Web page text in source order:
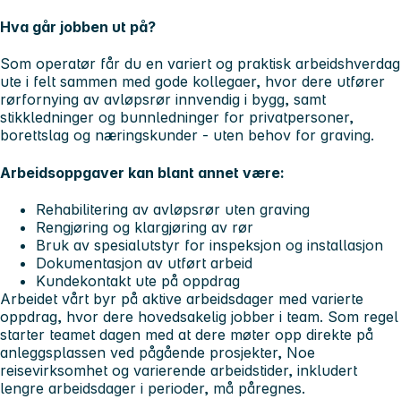
Hva går jobben ut på?
Som operatør får du en variert og praktisk arbeidshverdag
ute i felt sammen med gode kollegaer, hvor dere utfører
rørfornying av avløpsrør innvendig i bygg, samt
stikkledninger og bunnledninger for privatpersoner,
borettslag og næringskunder - uten behov for graving.
Arbeidsoppgaver kan blant annet være:
Rehabilitering av avløpsrør uten graving
Rengjøring og klargjøring av rør
Bruk av spesialutstyr for inspeksjon og installasjon
Dokumentasjon av utført arbeid
Kundekontakt ute på oppdrag
Arbeidet vårt byr på aktive arbeidsdager med varierte
oppdrag, hvor dere hovedsakelig jobber i team. Som regel
starter teamet dagen med at dere møter opp direkte på
anleggsplassen ved pågående prosjekter, Noe
reisevirksomhet og varierende arbeidstider, inkludert
lengre arbeidsdager i perioder, må påregnes.